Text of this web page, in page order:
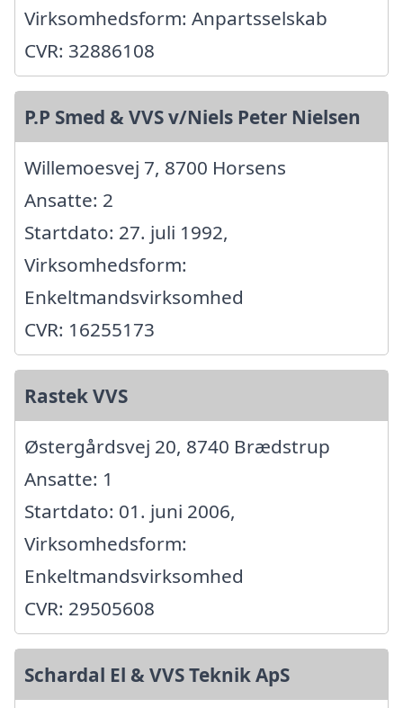
Virksomhedsform: Anpartsselskab
CVR: 32886108
P.P Smed & VVS v/Niels Peter Nielsen
Willemoesvej 7, 8700 Horsens
Ansatte: 2
Startdato: 27. juli 1992,
Virksomhedsform:
Enkeltmandsvirksomhed
CVR: 16255173
Rastek VVS
Østergårdsvej 20, 8740 Brædstrup
Ansatte: 1
Startdato: 01. juni 2006,
Virksomhedsform:
Enkeltmandsvirksomhed
CVR: 29505608
Schardal El & VVS Teknik ApS